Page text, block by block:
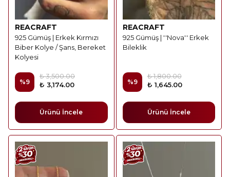
REACRAFT
925 Gümüş | Erkek Kırmızı
Biber Kolye / Şans, Bereket
Kolyesi
%9
₺ 3,500.00
₺ 3,174.00
Ürünü İncele
REACRAFT
925 Gümüş | ''Nova'' Erkek
Bileklik
%9
₺ 1,800.00
₺ 1,645.00
Ürünü İncele